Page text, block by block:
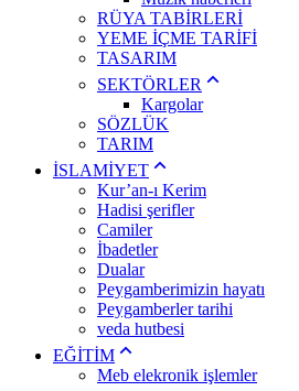
RÜYA TABİRLERİ
YEME İÇME TARİFİ
TASARIM
SEKTÖRLER
Kargolar
SÖZLÜK
TARIM
İSLAMİYET
Kur’an-ı Kerim
Hadisi şerifler
Camiler
İbadetler
Dualar
Peygamberimizin hayatı
Peygamberler tarihi
veda hutbesi
EĞİTİM
Meb elekronik işlemler